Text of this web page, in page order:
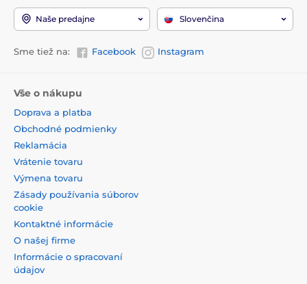
Naše predajne Slovenčina
Sme tiež na: Facebook Instagram
Vše o nákupu
Doprava a platba
Obchodné podmienky
Reklamácia
Vrátenie tovaru
Výmena tovaru
Zásady používania súborov
cookie
Kontaktné informácie
O našej firme
Informácie o spracovaní
údajov